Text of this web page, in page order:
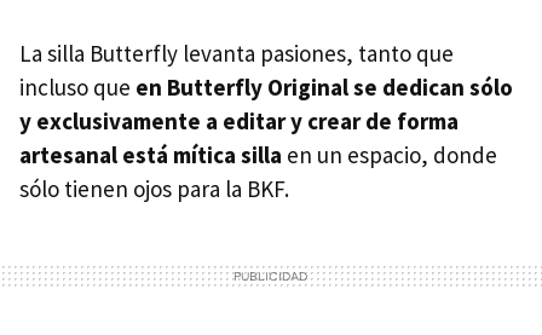
La silla Butterfly levanta pasiones, tanto que
incluso que en Butterfly Original se dedican sólo
y exclusivamente a editar y crear de forma
artesanal está mítica silla en un espacio, donde
sólo tienen ojos para la BKF.